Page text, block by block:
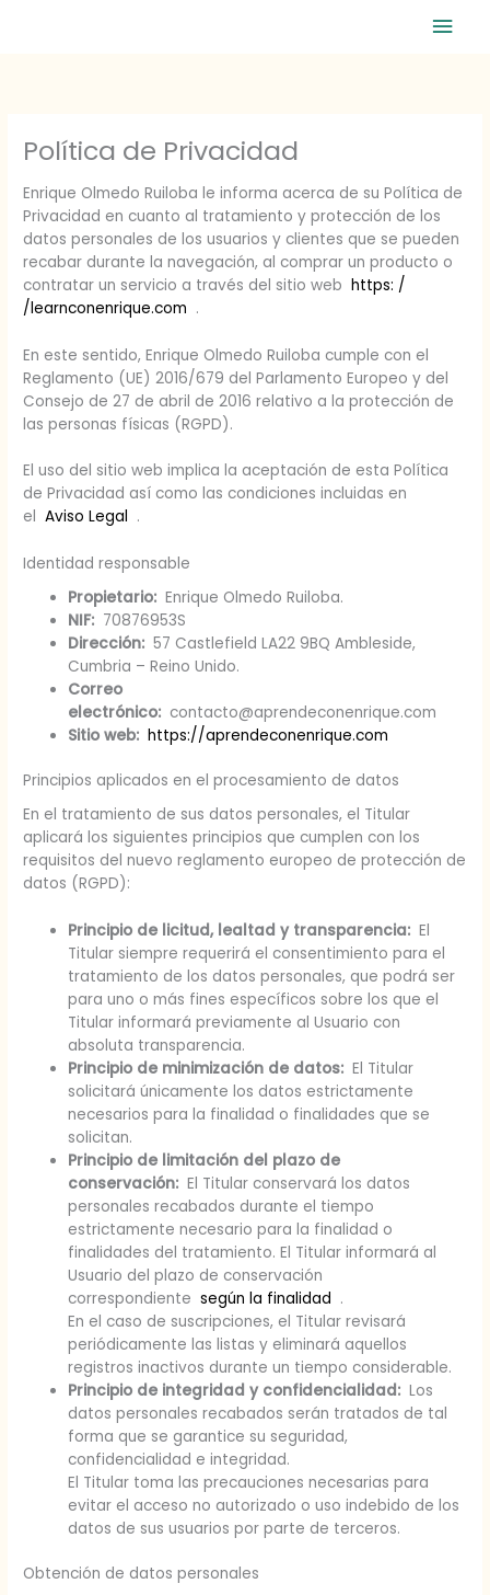
Política de Privacidad
Enrique Olmedo Ruiloba le informa acerca de su Política de
Privacidad en cuanto al tratamiento y protección de los
datos personales de los usuarios y clientes que se pueden
recabar durante la navegación, al comprar un producto o
contratar un servicio a través del sitio webhttps: /
/learnconenrique.com .
En este sentido, Enrique Olmedo Ruiloba cumple con el
Reglamento (UE) 2016/679 del Parlamento Europeo y del
Consejo de 27 de abril de 2016 relativo a la protección de
las personas físicas (RGPD).
El uso del sitio web implica la aceptación de esta Política
de Privacidad así como las condiciones incluidas en
elAviso Legal .
Identidad responsable
Propietario: Enrique Olmedo Ruiloba.
NIF: 70876953S
Dirección: 57 Castlefield LA22 9BQ Ambleside,
Cumbria – Reino Unido.
Correo
electrónico: contacto@aprendeconenrique.com
Sitio web:https://aprendeconenrique.com
Principios aplicados en el procesamiento de datos
En el tratamiento de sus datos personales, el Titular
aplicará los siguientes principios que cumplen con los
requisitos del nuevo reglamento europeo de protección de
datos (RGPD):
Principio de licitud, lealtad y transparencia: El
Titular siempre requerirá el consentimiento para el
tratamiento de los datos personales, que podrá ser
para uno o más fines específicos sobre los que el
Titular informará previamente al Usuario con
absoluta transparencia.
Principio de minimización de datos: El Titular
solicitará únicamente los datos estrictamente
necesarios para la finalidad o finalidades que se
solicitan.
Principio de limitación del plazo de
conservación: El Titular conservará los datos
personales recabados durante el tiempo
estrictamente necesario para la finalidad o
finalidades del tratamiento. El Titular informará al
Usuario del plazo de conservación
correspondientesegún la finalidad .
En el caso de suscripciones, el Titular revisará
periódicamente las listas y eliminará aquellos
registros inactivos durante un tiempo considerable.
Principio de integridad y confidencialidad: Los
datos personales recabados serán tratados de tal
forma que se garantice su seguridad,
confidencialidad e integridad.
El Titular toma las precauciones necesarias para
evitar el acceso no autorizado o uso indebido de los
datos de sus usuarios por parte de terceros.
Obtención de datos personales